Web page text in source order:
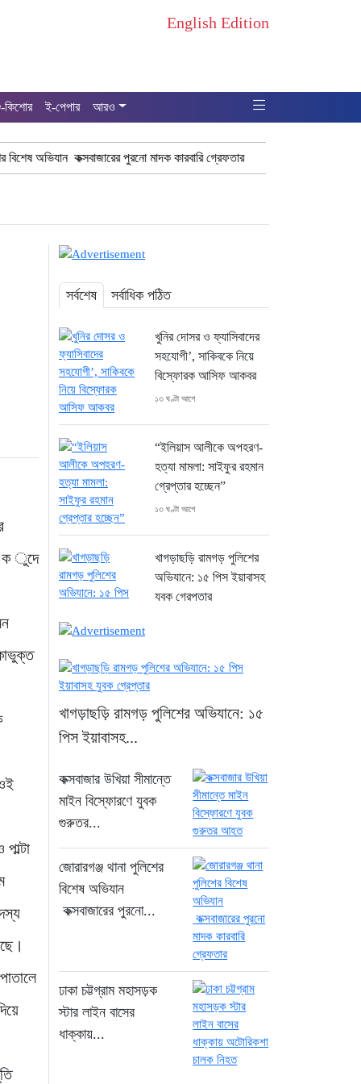
English Edition
কিশোর ই-পেপার আরও
কক্সবাজারের পুরনো মাদক কারবারি গ্রেফতার ঢাকা চট্টগ্রাম মহাসড়ক স্টার
এক ুদে
সর্বশেষ সর্বাধিক পঠিত
খুনির দোসর ও ফ্যাসিবাদের
সহযোগী’, সাকিবকে নিয়ে
বিস্ফোরক আসিফ আকবর
১৩ ঘণ্টা আগে
“ইলিয়াস আলীকে অপহরণ-
হত্যা মামলা: সাইফুর রহমান
গ্রেপ্তার হচ্ছেন”
১৩ ঘণ্টা আগে
খাগড়াছড়ি রামগড় পুলিশের
অভিযানে: ১৫ পিস ইয়াবাসহ
যুবক গ্রেপ্তার
কক্সবাজার উখিয়া সীমান্তে
গুরুতর আহত
জোরারগঞ্জ থানা পুলিশের
বিশেষ অভিযান কক্সবাজারের
পুরনো মাদক কারবারি
১৪ ঘণ্টা আগে
ঢাকা চট্টগ্রাম মহাসড়ক স্টার
লাইন বাসের ধাক্কায়
অটোরিকশা চালক নিহত
১৪ ঘণ্টা আগে
হামে আরও ৬ শিশুর মৃত্যু,
নতুন করে আক্রান্ত ৮৫ জন
১৭ ঘণ্টা আগে
খাগড়াছড়ি রামগড় পুলিশের অভিযানে: ১৫
পিস ইয়াবাসহ...
কক্সবাজার উখিয়া সীমান্তে
মাইন বিস্ফোরণে যুবক
গুরুতর...
জোরারগঞ্জ থানা পুলিশের
বিশেষ অভিযান
কক্সবাজারের পুরনো...
ঢাকা চট্টগ্রাম মহাসড়ক
স্টার লাইন বাসের
ধাক্কায়...